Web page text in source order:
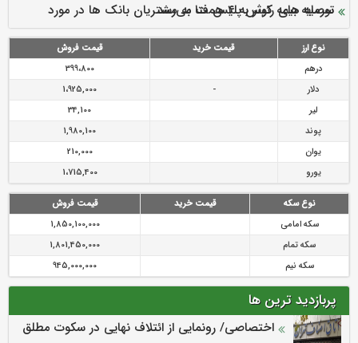
ارزش سهام عدالت بالا رفت
سرمایه بیمه کوثر به ۴ همت می‌رسد
نود ثانیه با فولاد سنگان
تقدیر دبیرکل سندیکای بیمه گران ایران از اقدامات مدیرعامل بیمه
رازی
توصیه های رئیس پلیس فتا به مشتریان بانک ها در مورد
پیشگیری از سرقت های مجازی
نوع ارز قیمت خرید
قیمت فروش
درهم
399،800
دلار
-
1،925,000
لیر
34,100
پوند
1,980,100
یوان
210,000
یورو
1،715,400
نوع سکه قیمت خرید
قیمت فروش
سکه امامی
1,850,100,000
سکه تمام
1,801,450,000
سکه نیم
945,000,000
پربازدید ترین ها
اختصاصی/ رونمایی از ائتلاف‌ نهایی در سکوت مطلق